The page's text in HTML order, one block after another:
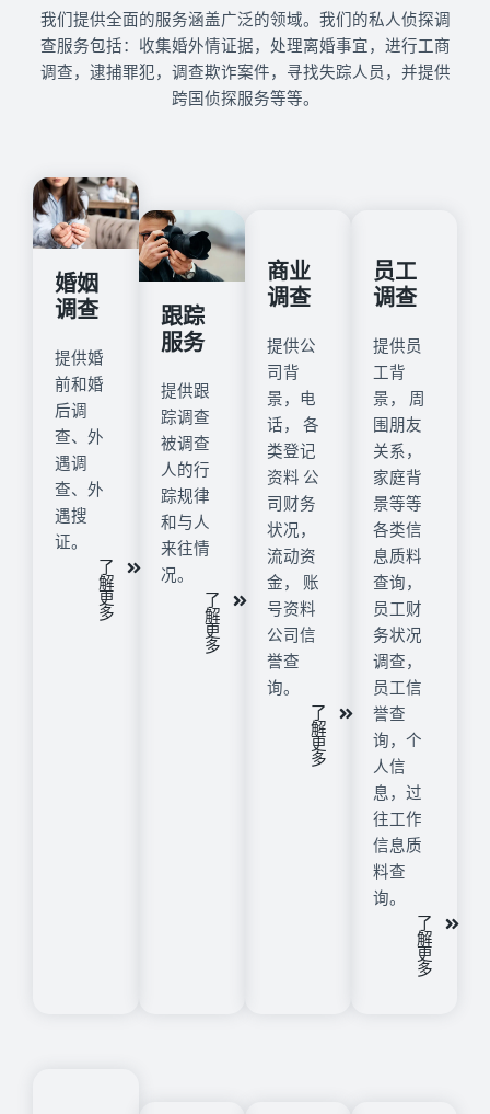
我们提供全面的服务涵盖广泛的领域。我们的私人侦探调
查服务包括：收集婚外情证据，处理离婚事宜，进行工商
调查，逮捕罪犯，调查欺诈案件，寻找失踪人员，并提供
跨国侦探服务等等。
婚姻
调查
提供婚
前和婚
后调
查、外
遇调
查、外
遇搜
证。
了
解
更
多
跟踪
服务
提供跟
踪调查
被调查
人的行
踪规律
和与人
来往情
况。
了
解
更
多
商业
调查
提供公
司背
景，电
话， 各
类登记
资料 公
司财务
状况，
流动资
金， 账
号资料
公司信
誉查
询。
了
解
更
多
员工
调查
提供员
工背
景， 周
围朋友
关系，
家庭背
景等等
各类信
息质料
查询，
员工财
务状况
调查，
员工信
誉查
询，个
人信
息，过
往工作
信息质
料查
询。
了
解
更
多